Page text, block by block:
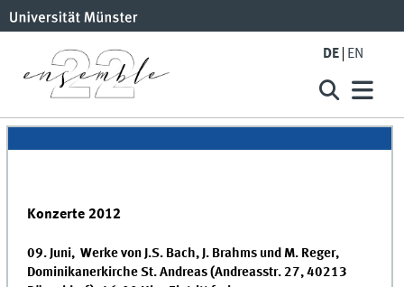
DE EN
Konzerte 2012
09. Juni, Werke von J.S. Bach, J. Brahms und M. Reger,
Dominikanerkirche St. Andreas (Andreasstr. 27, 40213